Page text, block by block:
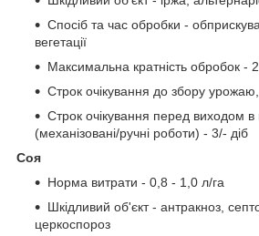
Спосіб та час обробки -
вегетації
Максимальна кратність обробок - 2
Строк очікування до збору
Строк очікування перед виходом в
(механізовані/ручні роботи) - 3/- діб
Соя
Норма витрати - 0,8 - 1,0 л/га
Шкідливий об'єкт - антракноз,
церкоспороз